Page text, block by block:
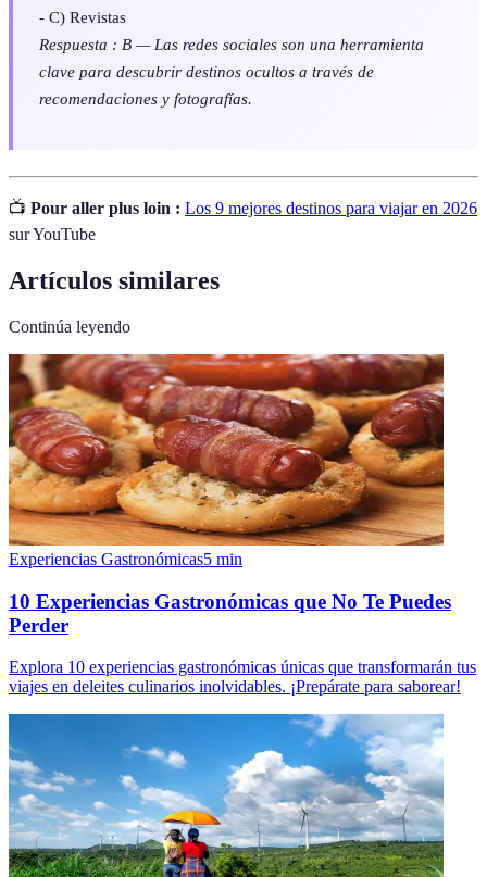
- C) Revistas
Respuesta : B — Las redes sociales son una herramienta
clave para descubrir destinos ocultos a través de
recomendaciones y fotografías.
📺 Pour aller plus loin : Los 9 mejores destinos para viajar en 2026
sur YouTube
Artículos similares
Continúa leyendo
Experiencias Gastronómicas5 min
10 Experiencias Gastronómicas que No Te Puedes
Perder
Explora 10 experiencias gastronómicas únicas que transformarán tus
viajes en deleites culinarios inolvidables. ¡Prepárate para saborear!